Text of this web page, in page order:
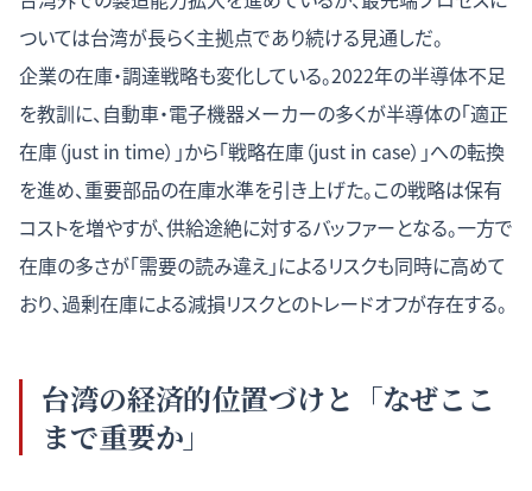
ついては台湾が長らく主拠点であり続ける見通しだ。
企業の在庫・調達戦略も変化している。2022年の半導体不足
を教訓に、自動車・電子機器メーカーの多くが半導体の「適正
在庫（just in time）」から「戦略在庫（just in case）」への転換
を進め、重要部品の在庫水準を引き上げた。この戦略は保有
コストを増やすが、供給途絶に対するバッファーとなる。一方で
在庫の多さが「需要の読み違え」によるリスクも同時に高めて
おり、過剰在庫による減損リスクとのトレードオフが存在する。
台湾の経済的位置づけと「なぜここ
まで重要か」